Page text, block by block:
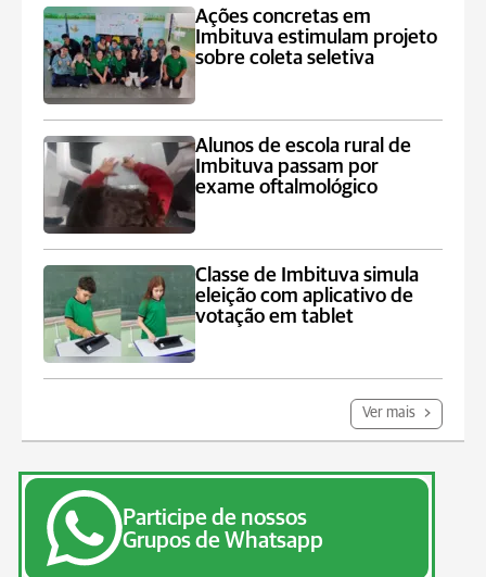
Ações concretas em
Imbituva estimulam projeto
sobre coleta seletiva
Alunos de escola rural de
Imbituva passam por
exame oftalmológico
Classe de Imbituva simula
eleição com aplicativo de
votação em tablet
Ver mais
Participe de nossos
Grupos de Whatsapp